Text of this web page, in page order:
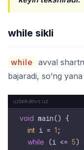
while sikli
while
avval
bajaradi, so’ng
void main() {
int i = 1 ;
while (i <= 5)